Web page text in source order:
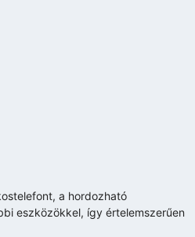
a hordozható
eszközökkel, így értelemszerűen